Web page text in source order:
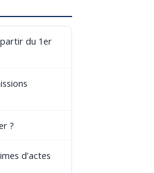
du 1er
?
d’actes